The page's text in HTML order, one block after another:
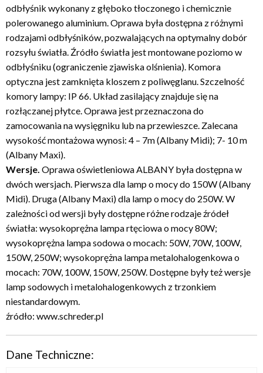
odbłyśnik wykonany z głęboko tłoczonego i chemicznie
polerowanego aluminium. Oprawa była dostępna z różnymi
rodzajami odbłyśników, pozwalających na optymalny dobór
rozsyłu światła. Źródło światła jest montowane poziomo w
odbłyśniku (ograniczenie zjawiska olśnienia). Komora
optyczna jest zamknięta kloszem z poliwęglanu. Szczelność
komory lampy: IP 66. Układ zasilający znajduje się na
rozłączanej płytce. Oprawa jest przeznaczona do
zamocowania na wysięgniku lub na przewieszce. Zalecana
wysokość montażowa wynosi: 4 – 7m (Albany Midi); 7- 10 m
(Albany Maxi).
Wersje. Oprawa oświetleniowa ALBANY była dostępna w
dwóch wersjach. Pierwsza dla lamp o mocy do 150W (Albany
Midi). Druga (Albany Maxi) dla lamp o mocy do 250W. W
zależności od wersji były dostępne różne rodzaje źródeł
światła: wysokoprężna lampa rtęciowa o mocy 80W;
wysokoprężna lampa sodowa o mocach: 50W, 70W, 100W,
150W, 250W; wysokoprężna lampa metalohalogenkowa o
mocach: 70W, 100W, 150W, 250W. Dostępne były też wersje
lamp sodowych i metalohalogenkowych z trzonkiem
niestandardowym.
źródło: www.schreder.pl
Dane Techniczne: